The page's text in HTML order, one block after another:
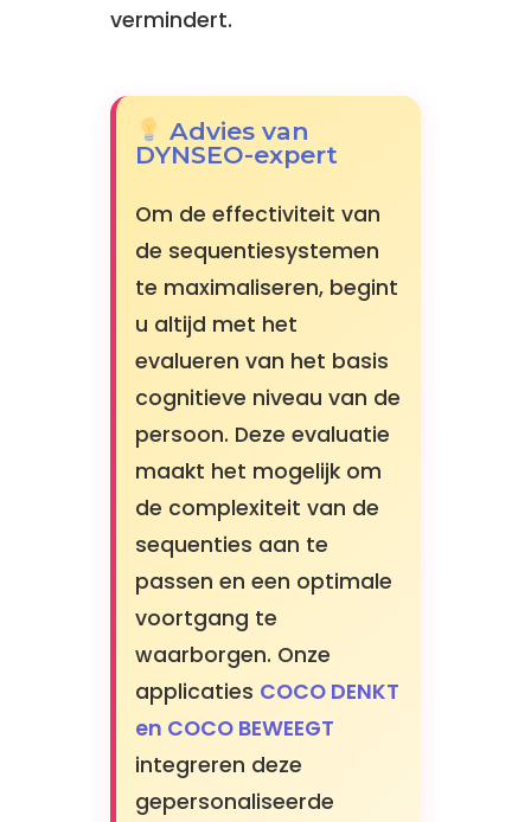
vermindert.
Advies van
DYNSEO-expert
Om de effectiviteit van
de sequentiesystemen
te maximaliseren, begint
u altijd met het
evalueren van het basis
cognitieve niveau van de
persoon. Deze evaluatie
maakt het mogelijk om
de complexiteit van de
sequenties aan te
passen en een optimale
voortgang te
waarborgen. Onze
applicaties COCO DENKT
en COCO BEWEEGT
integreren deze
gepersonaliseerde